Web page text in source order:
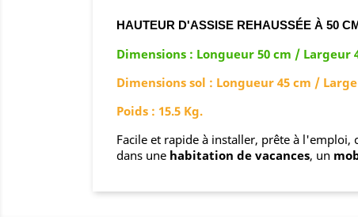
HAUTEUR D'ASSISE REHAUSSÉE À 50
Dimensions : Longueur 50 cm / Largeur
Dimensions sol : Longueur 45 cm /
Poids : 15.5 Kg.
Facile et rapide à installer, prête à l'emploi,
dans une habitation de vacances, un